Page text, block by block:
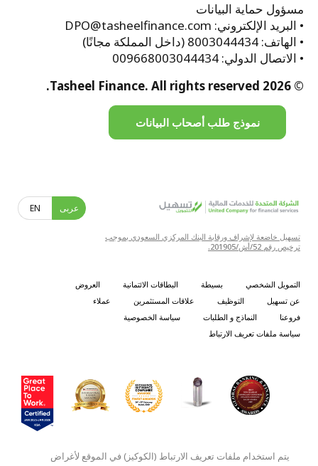
مسؤول حماية البيانات
• البريد الإلكتروني: DPO@tasheelfinance.com
• الهاتف: 8003044434 (داخل المملكة مجانًا)
• الاتصال الدولي: 009668003044434
© 2026 Tasheel Finance. All rights reserved.
نموذج طلب أصحاب البيانات
تسهيل خاضعة لإشراف ورقابة البنك المركزي السعودي بموجب
ترخيص رقم 52/أش/201905.
EN عربى
التمويل الشخصي بسيطة البطاقات الائتمانية
العروض
عن تسهيل
التوظيف علاقات المستثمرين
عملاء
فروعنا
النماذج و الطلبات
سياسة الخصوصية
سياسة ملفات تعريف الارتباط
الشركة المتحدة للخدمات المالية، شركة مساهمة مقفلة، مركزها الرئيسي:
يتم استخدام ملفات تعريف الارتباط (الكوكيز) في الموقع لأغراض